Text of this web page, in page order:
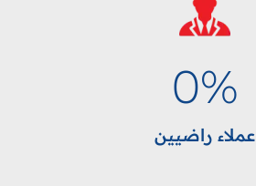
عملاء راضيين
%
0